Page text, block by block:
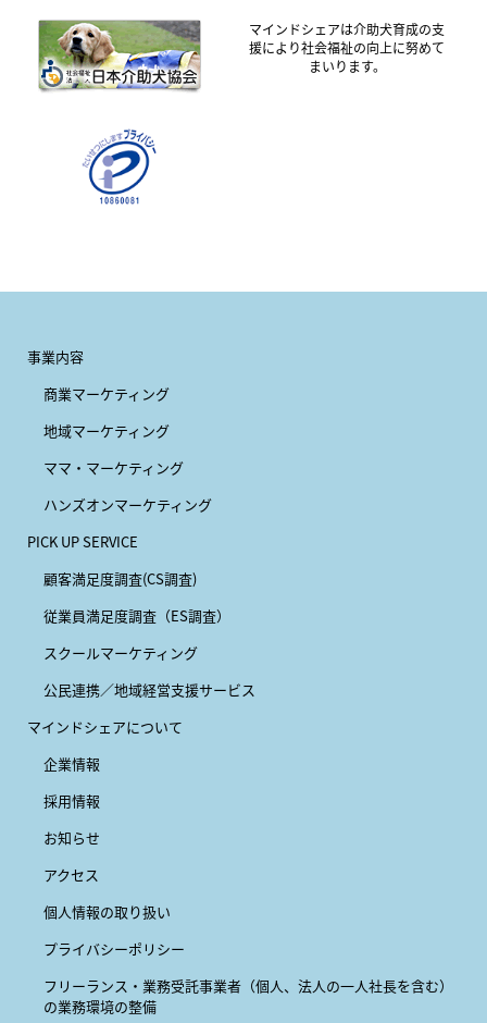
マインドシェアは介助犬育成の支
援により社会福祉の向上に努めて
まいります。
事業内容
商業マーケティング
地域マーケティング
ママ・マーケティング
ハンズオンマーケティング
PICK UP SERVICE
顧客満足度調査(CS調査)
従業員満足度調査（ES調査）
スクールマーケティング
公民連携／地域経営支援サービス
マインドシェアについて
企業情報
採用情報
お知らせ
アクセス
個人情報の取り扱い
プライバシーポリシー
フリーランス・業務受託事業者 （個人、法人の一人社長を含む）
の業務環境の整備